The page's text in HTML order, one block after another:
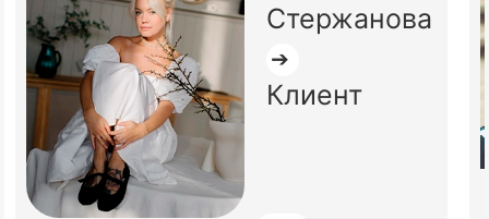
Стержанова
➔
Клиент